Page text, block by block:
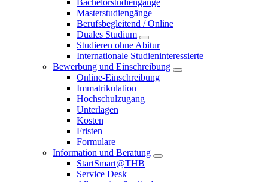
Bachelorstudiengänge
Masterstudiengänge
Berufsbegleitend / Online
Duales Studium
Studieren ohne Abitur
Internationale Studieninteressierte
Bewerbung und Einschreibung
Online-Einschreibung
Immatrikulation
Hochschulzugang
Unterlagen
Kosten
Fristen
Formulare
Information und Beratung
StartSmart@THB
Service Desk